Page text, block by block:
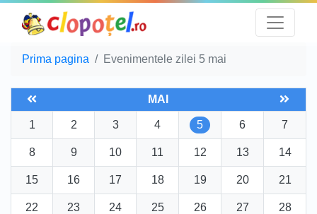
Prima pagina Evenimentele zilei 5 mai
MAI
1 2 3 4 5 6 7
8 9 10 11 12 13 14
15 16 17 18 19 20 21
22 23 24 25 26 27 28